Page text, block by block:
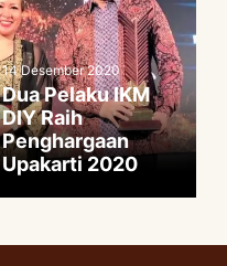
14 Desember 2020
Dua Pelaku IKM
DIY Raih
Penghargaan
Upakarti 2020